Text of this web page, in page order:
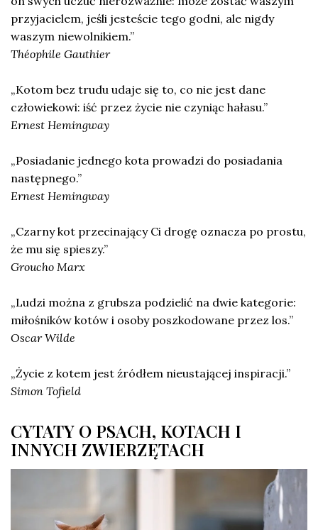
przyjacielem, jeśli jesteście tego godni, ale nigdy
waszym niewolnikiem.”
Théophile Gauthier
„Kotom bez trudu udaje się to, co nie jest dane
człowiekowi: iść przez życie nie czyniąc hałasu.”
Ernest Hemingway
„Posiadanie jednego kota prowadzi do posiadania
następnego.”
Ernest Hemingway
„Czarny kot przecinający Ci drogę oznacza po prostu,
że mu się spieszy.”
Groucho Marx
„Ludzi można z grubsza podzielić na dwie kategorie:
miłośników kotów i osoby poszkodowane przez los.”
Oscar Wilde
„Życie z kotem jest źródłem nieustającej inspiracji.”
Simon Tofield
CYTATY O PSACH, KOTACH I
INNYCH ZWIERZĘTACH